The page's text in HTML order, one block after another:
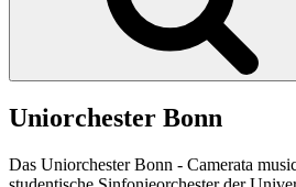
Uniorchester Bonn
Das Uniorchester Bonn - Camerata